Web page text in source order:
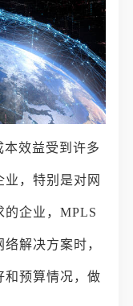
本效益受到许多
，特别是对网
的企业，MPLS
解决方案时，
和预算情况，做